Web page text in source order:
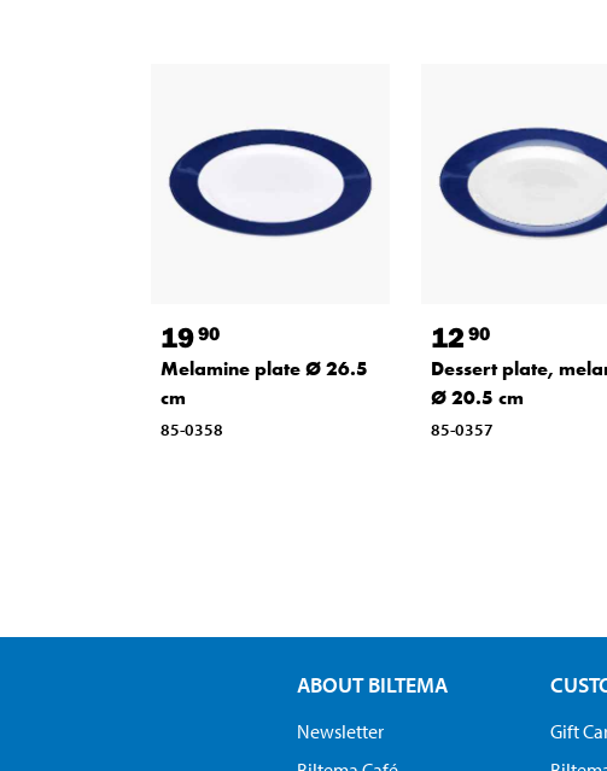
1990
Melamine plate Ø 26.5
cm
85-0358
12 90
Dessert plate,
Ø 20.5 cm
85-0357
ABOUT BILTEMA
Newsletter
Gift